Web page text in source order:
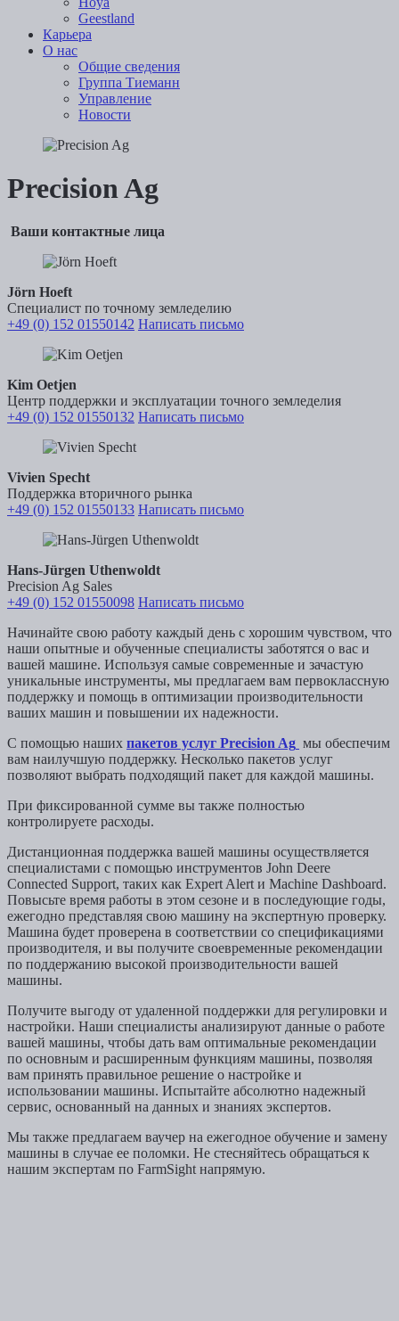
Geestland
Карьера
О нас
Общие сведения
Группа Тиеманн
Управление
Новости
Precision Ag
Ваши контактные лица
Jörn Hoeft
Специалист по точному земледелию
+49 (0) 152 01550142 Написать письмо
Kim Oetjen
Центр поддержки и эксплуатации точного земледелия
+49 (0) 152 01550132 Написать письмо
Vivien Specht
Поддержка вторичного рынка
+49 (0) 152 01550133 Написать письмо
Hans-Jürgen Uthenwoldt
Precision Ag Sales
+49 (0) 152 01550098 Написать письмо
Начинайте свою работу каждый день с хорошим чувством, что
наши опытные и обученные специалисты заботятся о вас и
вашей машине. Используя самые современные и зачастую
уникальные инструменты, мы предлагаем вам первоклассную
поддержку и помощь в оптимизации производительности
ваших машин и повышении их надежности.
С помощью наших пакетов услуг Precision Ag мы обеспечим
вам наилучшую поддержку. Несколько пакетов услуг
позволяют выбрать подходящий пакет для каждой машины.
При фиксированной сумме вы также полностью
контролируете расходы.
Дистанционная поддержка вашей машины осуществляется
специалистами с помощью инструментов John Deere
Connected Support, таких как Expert Alert и Machine Dashboard.
Повысьте время работы в этом сезоне и в последующие годы,
ежегодно представляя свою машину на экспертную проверку.
Машина будет проверена в соответствии со спецификациями
производителя, и вы получите своевременные рекомендации
по поддержанию высокой производительности вашей
машины.
Получите выгоду от удаленной поддержки для регулировки и
настройки. Наши специалисты анализируют данные о работе
вашей машины, чтобы дать вам оптимальные рекомендации
по основным и расширенным функциям машины, позволяя
вам принять правильное решение о настройке и
использовании машины. Испытайте абсолютно надежный
сервис, основанный на данных и знаниях экспертов.
Мы также предлагаем ваучер на ежегодное обучение и замену
машины в случае ее поломки. Не стесняйтесь обращаться к
нашим экспертам по FarmSight напрямую.